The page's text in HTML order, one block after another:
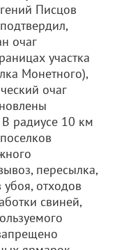
Писцов
очаг
участка
Монетного),
очаг
радиусе 10 км
пересылка,
отходов
свиней,